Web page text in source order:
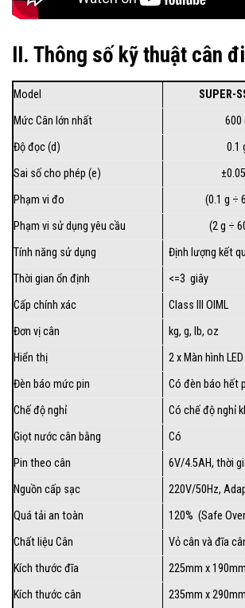
II. Thông số kỹ thuật cân
Model SUPER-
Mức Cân lớn nhất
600
Độ đọc (d)
0.1
Sai số cho phép (e)
Phạm vi đo
(0.1 g ÷
Phạm vi sử dụng yêu cầu
(2 g ÷
Tính năng sử dụng
Định lượng kết
Thời gian ổn định
<=3 giây
Cấp chính xác
Class III OIML
Đơn vị cân
kg, g, lb, oz
Hiển thị
2 x Màn hình
Đèn báo mức pin
Có đèn báo hết
Chế độ nghỉ
Có chế độ nghỉ
Giọt nước cân bằng
Có
Pin theo cân
6V/4.5AH, thời
Nguồn cấp sạc
220V/50Hz,
Quá tải an toàn
120% (Safe
Chất liệu Cân
Vỏ cân và đĩa
Kích thước đĩa
225mm x
Kích thước cân
235mm x